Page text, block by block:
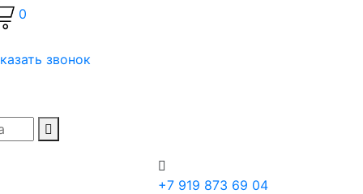
0
звонок
+7 919 873 69 04